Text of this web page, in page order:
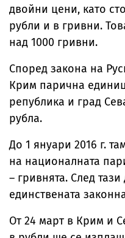
двойни цени, като
рубли и в гривни.
над 1000 гривни.
Според закона на
Крим парична
република и град
рубла.
До 1 януари 2016 г.
на националната
– гривнята. След
единствената
От 24 март в Крим и